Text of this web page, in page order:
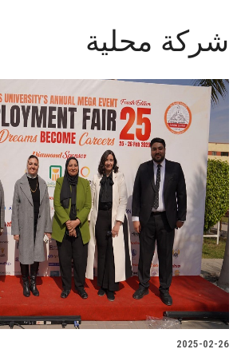
شركة محلية
2025-02-26